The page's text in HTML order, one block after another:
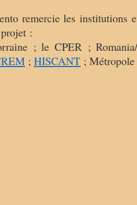
remercie les institutions
:
; le CPER ;
; HISCANT ;